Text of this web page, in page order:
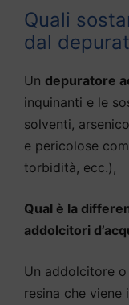
Quali
dal
Un depuratore
inquinanti e le
solventi,
e pericolose
torbidità, ecc.),
Qual è la
addolcitori
Un addolcitore
resina che viene